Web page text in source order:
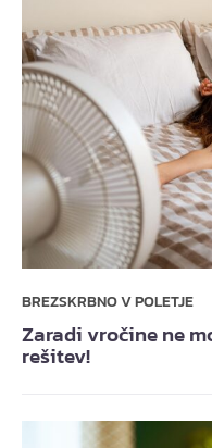
BREZSKRBNO V POLETJE
Zaradi vročine ne
rešitev!